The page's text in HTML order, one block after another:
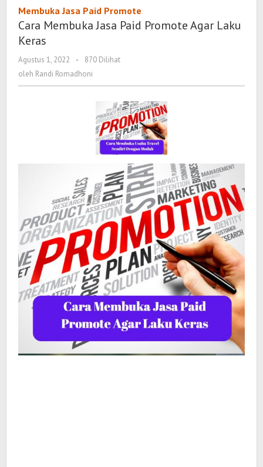
Jasa
Paid
Laku
Membuka Jasa Paid Promote
Cara Membuka Jasa Paid Promote Agar Laku
Keras
Agustus 1, 2022
oleh
Randi
-
870 Dilihat
oleh Randi Romadhoni